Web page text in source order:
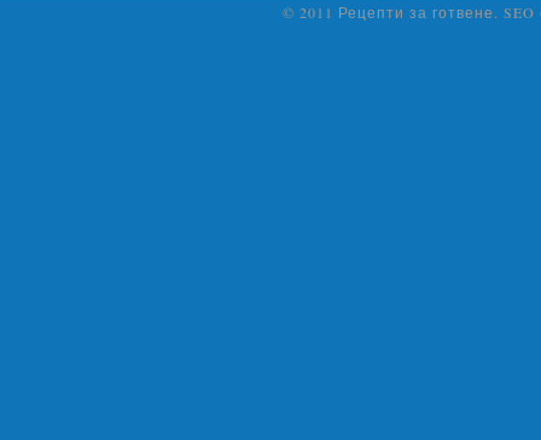
© 2011 Рецепти за готвене.